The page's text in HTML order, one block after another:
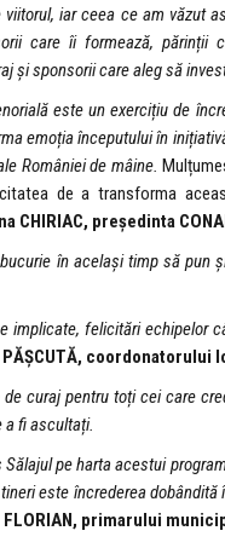
iar ceea ce am văzut
care îi formează, părinții
și sponsorii care aleg să
este un exercițiu de
emoția începutului în
României de mâine.
de a transforma
CHIRIAC, președinta
în același timp să pun
implicate, felicitări echipelor
PĂȘCUTĂ, coordonatorului
curaj pentru toți cei care
a fi ascultați.
pe harta acestui
este încrederea
primarului